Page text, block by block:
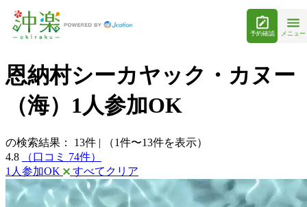
予約確認 メニュー
恩納村シーカヤック・カヌー
（海）1人参加OK
の検索結果： 13件 |
（1件〜13件を表示）
4.8
（口コミ 74件）
1人参加OK
すべてクリア